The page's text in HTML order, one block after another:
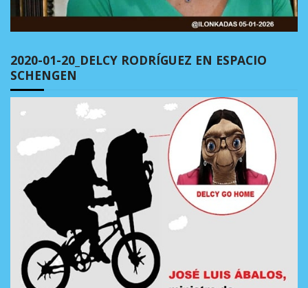
2020-01-20_DELCY RODRÍGUEZ EN ESPACIO
SCHENGEN